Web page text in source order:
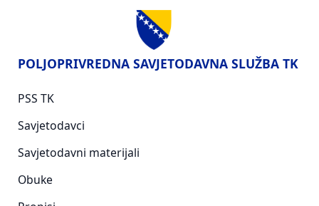
POLJOPRIVREDNA SAVJETODAVNA SLUŽBA TK
PSS TK
Savjetodavci
Savjetodavni materijali
Obuke